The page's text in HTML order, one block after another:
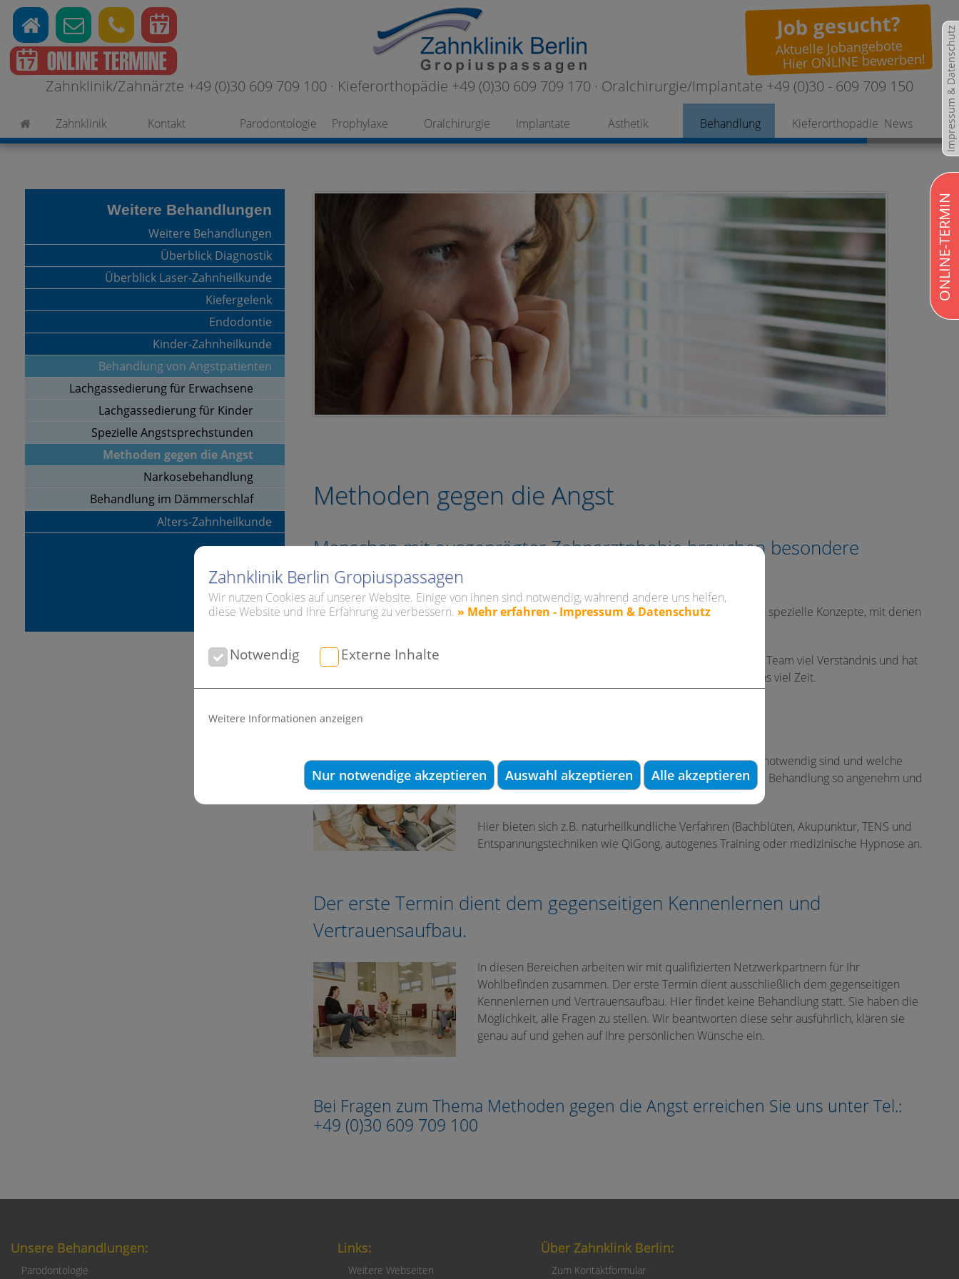
Zahnklinik Berlin Gropiuspassagen
Wir nutzen Cookies auf unserer Website. Einige von ihnen sind notwendig, während andere uns helfen,
diese Website und Ihre Erfahrung zu verbessern. » Mehr erfahren - Impressum & Datenschutz
Notwendig Externe Inhalte
Weitere Informationen anzeigen
Nur notwendige akzeptieren Auswahl akzeptieren Alle akzeptieren
Impressum & Datenschutz
ONLINE-TERMIN
Zahnklinik/Zahnärzte +49 (0)30 609 709 100 · Kieferorthopädie +49 (0)30 609 709 170 · Oralchirurgie/Implantate +49 (0)30 - 609 709 150
Job gesucht?
Aktuelle Jobangebote
Hier ONLINE bewerben!
Zahnklinik Kontakt Parodontologie Prophylaxe Oralchirurgie Implantate Ästhetik Behandlung Kieferorthopädie News
Weitere Behandlungen
Weitere Behandlungen
Überblick Diagnostik
Überblick Laser-Zahnheilkunde
Kiefergelenk
Endodontie
Kinder-Zahnheilkunde
Behandlung von Angstpatienten
Lachgassedierung für Erwachsene
Lachgassedierung für Kinder
Spezielle Angstsprechstunden
Methoden gegen die Angst
Narkosebehandlung
Behandlung im Dämmerschlaf
Alters-Zahnheilkunde
Methoden gegen die Angst
Menschen mit ausgeprägter Zahnarztphobie brauchen besondere
Zuwendung
Menschen mit ausgeprägter Zahnarztphobie brauchen besondere Zuwendung, aber auch spezielle Konzepte, mit denen
Neben einem angenehmen Ambiente mit sehr kurzen Wartezeiten zeigt das das gesamte Team viel Verständnis und hat
ein offenes Ohr für die Sorgen. In unseren speziellen Angstsprechstunden nehmen wir uns viel Zeit.
Gemeinsam erstellen wir ein Behandlungskonzept
Gemeinsam überlegen wir, welche Behandlungsschritte notwendig sind und welche
vorbereitenden Therapien geeignet sein könnten, um die Behandlung so angenehm und
angstfrei wie möglich zu gestalten.
Hier bieten sich z.B. naturheilkundliche Verfahren (Bachblüten, Akupunktur, TENS und
Entspannungstechniken wie QiGong, autogenes Training oder medizinische Hypnose an.
Der erste Termin dient dem gegenseitigen Kennenlernen und
Vertrauensaufbau.
In diesen Bereichen arbeiten wir mit qualifizierten Netzwerkpartnern für Ihr
Wohlbefinden zusammen. Der erste Termin dient ausschließlich dem gegenseitigen
Kennenlernen und Vertrauensaufbau. Hier findet keine Behandlung statt. Sie haben die
Möglichkeit, alle Fragen zu stellen. Wir beantworten diese sehr ausführlich, klären sie
genau auf und gehen auf Ihre persönlichen Wünsche ein.
Bei Fragen zum Thema Methoden gegen die Angst erreichen Sie uns unter Tel.:
+49 (0)30 609 709 100
Unsere Behandlungen:
Parodontologie
Links:
Weitere Webseiten
Über Zahnklink Berlin:
Zum Kontaktformular